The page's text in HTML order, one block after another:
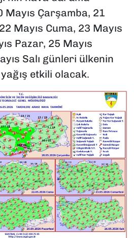
Çarşamba, 21
Mayıs Cuma, 23 Mayıs
Pazar, 25 Mayıs
Salı günleri ülkenin
etkili olacak.